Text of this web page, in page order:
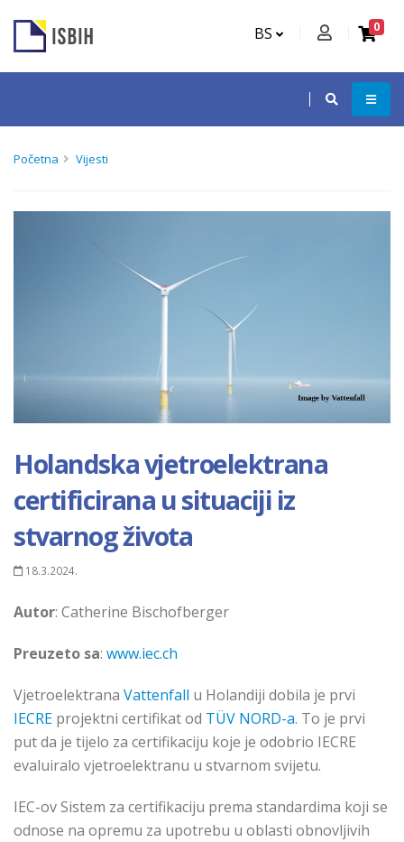
BS 0
Početna Vijesti
Holandska vjetroelektrana
certificirana u situaciji iz
stvarnog života
18.3.2024.
Autor: Catherine Bischofberger
Preuzeto sa: www.iec.ch
Vjetroelektrana Vattenfall u Holandiji dobila je prvi
IECRE projektni certifikat od TÜV NORD-a. To je prvi
put da je tijelo za certifikaciju koje je odobrio IECRE
evaluiralo vjetroelektranu u stvarnom svijetu.
IEC-ov Sistem za certifikaciju prema standardima koji se
odnose na opremu za upotrebu u oblasti obnovljivih